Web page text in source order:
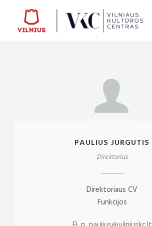
PAULIUS JURGUTIS
Direktorius
Direktoriaus CV
Funkcijos